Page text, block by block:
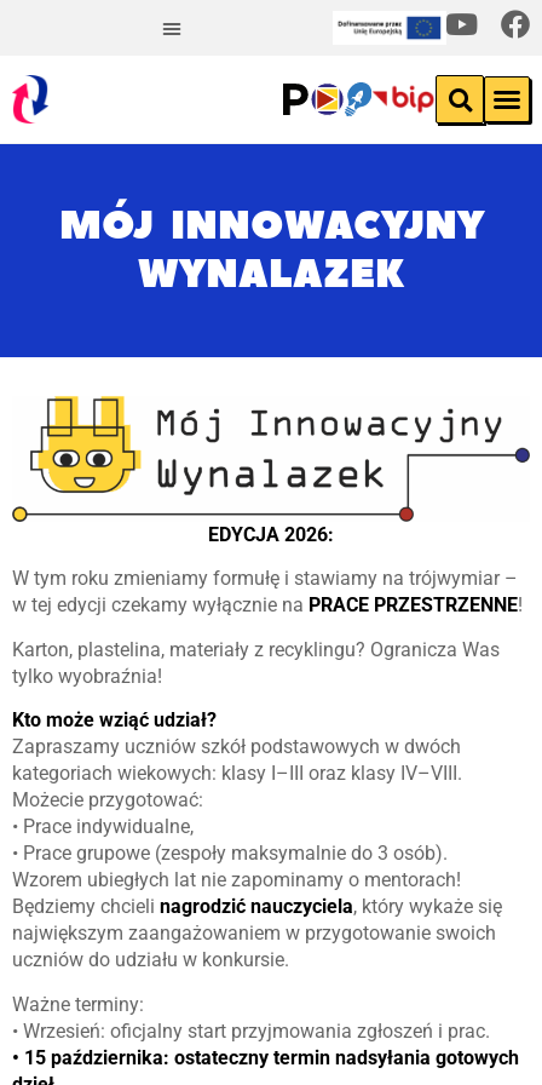
MÓJ INNOWACYJNY
WYNALAZEK
EDYCJA 2026:
W tym roku zmieniamy formułę i stawiamy na trójwymiar –
w tej edycji czekamy wyłącznie na PRACE PRZESTRZENNE!
Karton, plastelina, materiały z recyklingu? Ogranicza Was
tylko wyobraźnia!
Kto może wziąć udział?
Zapraszamy uczniów szkół podstawowych w dwóch
kategoriach wiekowych: klasy I–III oraz klasy IV–VIII.
Możecie przygotować:
• Prace indywidualne,
• Prace grupowe (zespoły maksymalnie do 3 osób).
Wzorem ubiegłych lat nie zapominamy o mentorach!
Będziemy chcieli nagrodzić nauczyciela, który wykaże się
największym zaangażowaniem w przygotowanie swoich
uczniów do udziału w konkursie.
Ważne terminy:
• Wrzesień: oficjalny start przyjmowania zgłoszeń i prac.
• 15 października: ostateczny termin nadsyłania gotowych